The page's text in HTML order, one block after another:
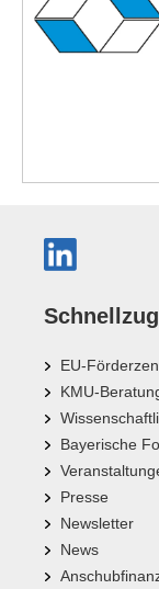
EU-
KMU-
Bayerische
Presse
Newsletter
News